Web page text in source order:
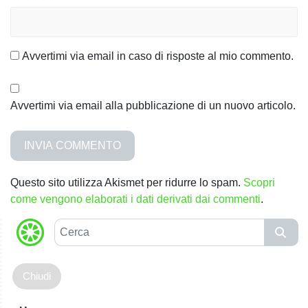
Avvertimi via email in caso di risposte al mio commento.
Avvertimi via email alla pubblicazione di un nuovo articolo.
Questo sito utilizza Akismet per ridurre lo spam. Scopri
come vengono elaborati i dati derivati dai commenti.
C
e
c